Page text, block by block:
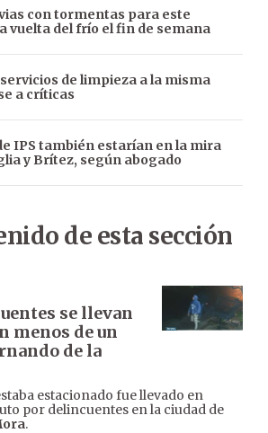
con tormentas para este
vuelta del frío el fin de semana
de limpieza a la misma
a críticas
IPS también estarían en la mira
y Brítez, según abogado
de esta sección
se llevan
menos de un
de la
estacionado fue llevado en
por delincuentes en la ciudad de
.